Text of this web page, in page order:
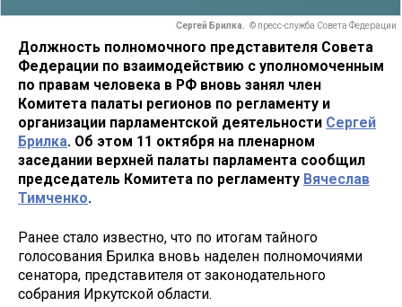
Сергей Брилка. © пресс-служба Совета Федерации
Должность полномочного представителя Совета
Федерации по взаимодействию с уполномоченным
по правам человека в РФ вновь занял член
Комитета палаты регионов по регламенту и
организации парламентской деятельности Сергей
Брилка. Об этом 11 октября на пленарном
заседании верхней палаты парламента сообщил
председатель Комитета по регламенту Вячеслав
Тимченко.
Ранее стало известно, что по итогам тайного
голосования Брилка вновь наделен полномочиями
сенатора, представителя от законодательного
собрания Иркутской области.